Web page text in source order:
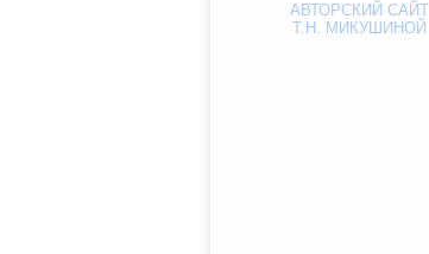
АВТОРСКИЙ САЙТ
Т.Н. МИКУШИНОЙ